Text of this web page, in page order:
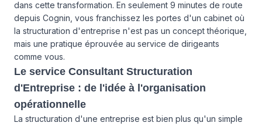
dans cette transformation. En seulement 9 minutes de route
depuis Cognin, vous franchissez les portes d'un cabinet où
la structuration d'entreprise n'est pas un concept théorique,
mais une pratique éprouvée au service de dirigeants
comme vous.
Le service Consultant Structuration
d'Entreprise : de l'idée à l'organisation
opérationnelle
La structuration d'une entreprise est bien plus qu'un simple